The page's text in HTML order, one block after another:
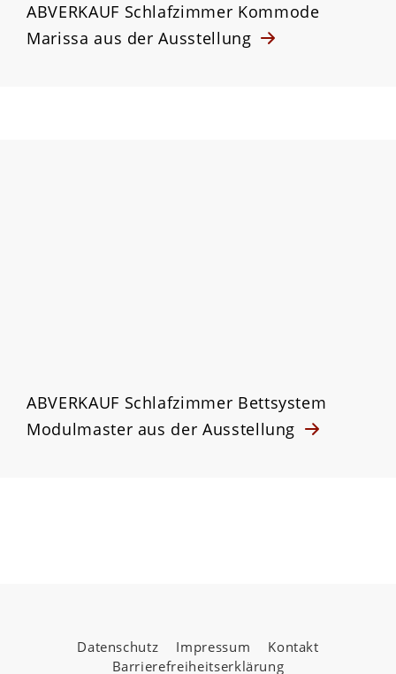
ABVERKAUF Schlafzimmer Kommode
Marissa aus der Ausstellung
ABVERKAUF Schlafzimmer Bettsystem
Modulmaster aus der Ausstellung
Datenschutz Impressum
Kontakt
Barrierefreiheitserklärung